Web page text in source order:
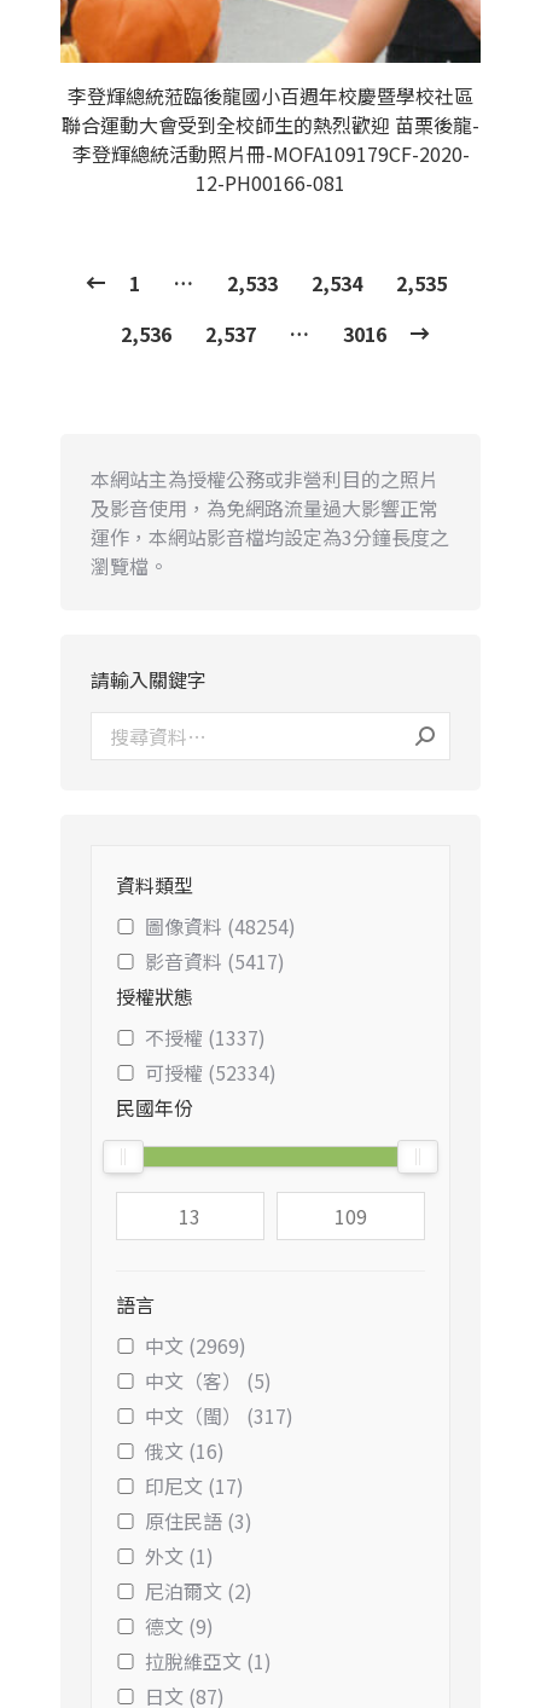
李登輝總統蒞臨後龍國小百週年校慶暨學校社區
聯合運動大會受到全校師生的熱烈歡迎 苗栗後龍-
李登輝總統活動照片冊-MOFA109179CF-2020-
12-PH00166-081
1 … 2,533 2,534
2,535
2,536
2,537 … 3016
本網站主為授權公務或非營利目的之照片
及影音使用，為免網路流量過大影響正常
運作，本網站影音檔均設定為3分鐘長度之
瀏覽檔。
請輸入關鍵字
資料類型
圖像資料 (48254)
影音資料 (5417)
授權狀態
不授權 (1337)
可授權 (52334)
民國年份
語言
中文 (2969)
中文（客） (5)
中文（閩） (317)
俄文 (16)
印尼文 (17)
原住民語 (3)
外文 (1)
尼泊爾文 (2)
德文 (9)
拉脫維亞文 (1)
日文 (87)